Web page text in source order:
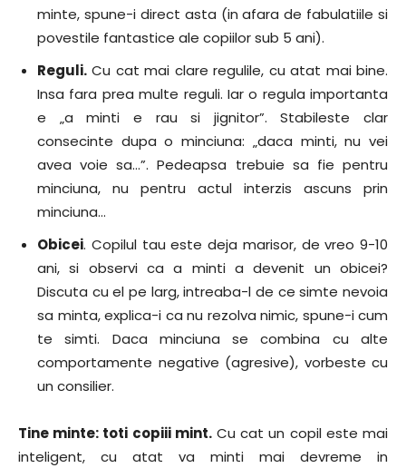
minte, spune-i direct asta (in afara de fabulatiile si
povestile fantastice ale copiilor sub 5 ani).
Reguli. Cu cat mai clare regulile, cu atat mai bine.
Insa fara prea multe reguli. Iar o regula importanta
e „a minti e rau si jignitor”. Stabileste clar
consecinte dupa o minciuna: „daca minti, nu vei
avea voie sa…”. Pedeapsa trebuie sa fie pentru
minciuna, nu pentru actul interzis ascuns prin
minciuna…
Obicei. Copilul tau este deja marisor, de vreo 9-10
ani, si observi ca a minti a devenit un obicei?
Discuta cu el pe larg, intreaba-l de ce simte nevoia
sa minta, explica-i ca nu rezolva nimic, spune-i cum
te simti. Daca minciuna se combina cu alte
comportamente negative (agresive), vorbeste cu
un consilier.
Tine minte: toti copiii mint.Cu cat un copil este mai
inteligent, cu atat va minti mai devreme in